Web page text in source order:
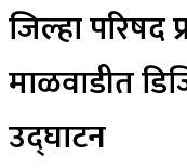
जिल्हा परिषद
माळवाडीत
उद्घाटन